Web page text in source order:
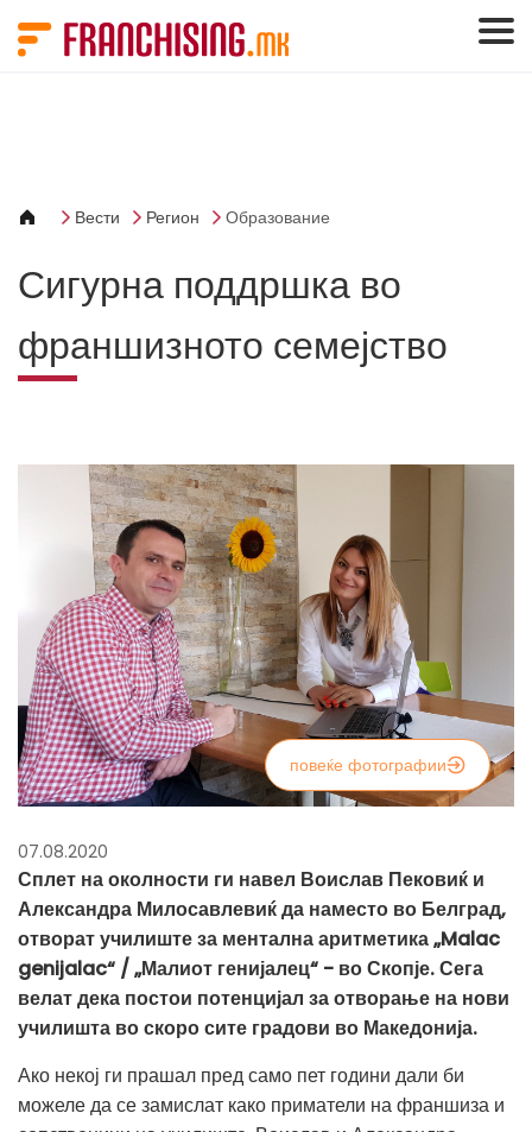
Вести Регион Образование
Сигурна поддршка во
франшизното семејство
повеќе фотографии
07.08.2020
Сплет на околности ги навел Воислав Пековиќ и
Александра Милосавлевиќ да наместо во Белград,
отворат училиште за ментална аритметика „Malac
genijalac“ / „Малиот генијалец“ - во Скопје. Сега
велат дека постои потенцијал за отворање на нови
училишта во скоро сите градови во Македонија.
Ако некој ги прашал пред само пет години дали би
можеле да се замислат како приматели на франшиза и